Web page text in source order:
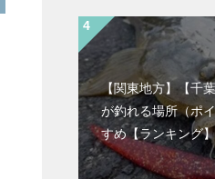
【関東地方】【千
が釣れる場所（ポ
すめ【ランキング】